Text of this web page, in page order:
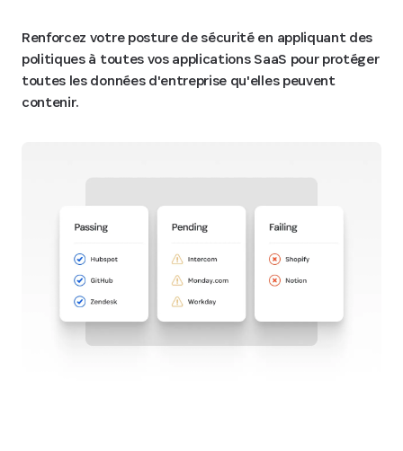
Renforcez votre posture de sécurité en appliquant des
politiques à toutes vos applications SaaS pour protéger
toutes les données d'entreprise qu'elles peuvent
contenir.